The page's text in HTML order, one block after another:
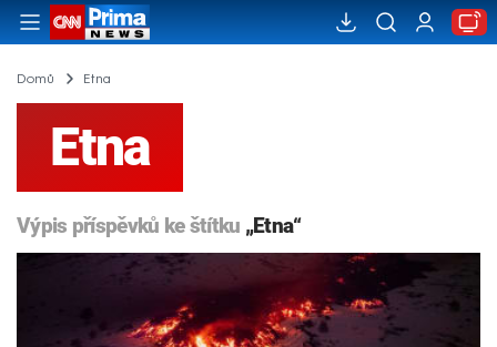
Domů Etna
Etna
Výpis příspěvků ke štítku „Etna“